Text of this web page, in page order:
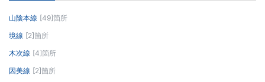
山陰本線 [49]箇所
境線 [2]箇所
木次線 [4]箇所
因美線 [2]箇所